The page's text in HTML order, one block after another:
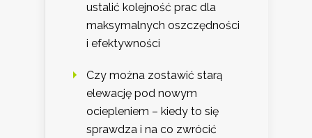
ustalić kolejność prac dla
maksymalnych oszczędności
i efektywności
Czy można zostawić starą
elewację pod nowym
ociepleniem – kiedy to się
sprawdza i na co zwrócić